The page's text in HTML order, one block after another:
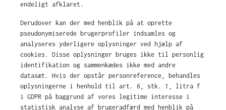
endeligt afklaret.
Derudover kan der med henblik på at oprette
pseudonymiserede brugerprofiler indsamles og
analyseres yderligere oplysninger ved hjælp af
cookies. Disse oplysninger bruges ikke til personlig
identifikation og sammenkædes ikke med andre
datasæt. Hvis der opstår personreference, behandles
oplysningerne i henhold til art. 6, stk. 1, litra f
i GDPR på baggrund af vores legitime interesse i
statistisk analyse af brugeradfærd med henblik på